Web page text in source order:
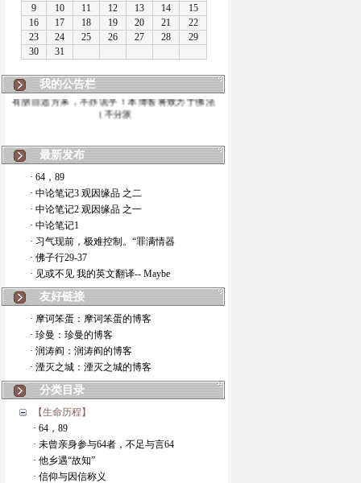
我的公告栏
有朋自远方来，不亦说乎！本博客将致力于佛法
（不分派
最新发布
· 64，89
· 中论笔记3 观因缘品 之二
· 中论笔记2 观因缘品 之一
· 中论笔记1
· 习气现前，极难控制。“罪满情器
· 佛子行29-37
· 见或不见 我的英文翻译-- Maybe
友好链接
· 摩诃笨蛋：摩诃笨蛋的博客
· 珍曼：珍曼的博客
· 润涛阎：润涛阎的博客
· 湮灭之城：湮灭之城的博客
分类目录
【生命历程】
· 64，89
· 未曾亲身参与64者，不足与言64
· 他乡遇“故知”
· 信仰与因信称义